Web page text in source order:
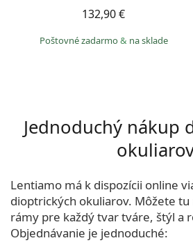
132,90 €
Poštovné zadarmo& na sklade
Jednoduchý nákup
Lentiamo má k dispozícii online
dioptrických okuliarov. Môžete
rámy pre každý tvar tváre, štýl a
Objednávanie je jednoduché: